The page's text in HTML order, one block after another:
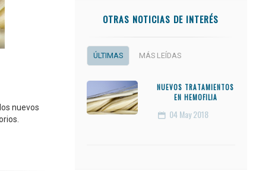
nuevos
OTRAS NOTICIAS DE INTERÉS
ÚLTIMAS MÁS LEÍDAS
NUEVOS TRATAMIENTOS
EN HEMOFILIA
04May 2018